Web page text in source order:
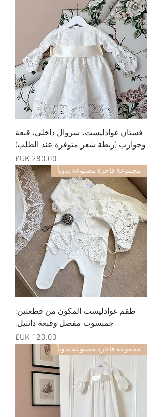
فستان غوادليست، سروال داخلي، قبعة
وجوارب (ربطة شعر متوفرة عند الطلب)
السعر
مجموعة فاخرة مصنوعة يدوياً
طقم غوادليست المكون من قطعتين:
جمبسوت مفصل وقبعة دانتيل.
السعر
مجموعة فاخرة مصنوعة يدوياً